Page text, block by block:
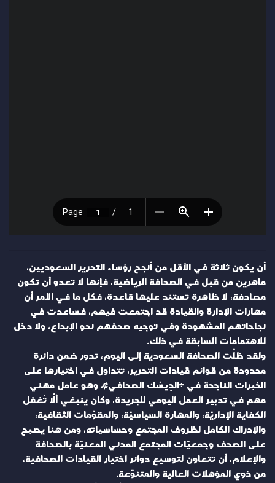
أن يكون ثلاثة في الأقل من أنجح رؤساء التحرير السعوديين،
ماهرين من قبل في الصحافة الرياضية، فإنها لا تعدو أن تكون
مصادفة، لا ظاهرة تستند عليها قاعدة، فكل ما في الأمر أن
مهارات الإدارة والقيادة قد اجتمعت فيهم، فساعدت في
نجاحاتهم المشهودة وفي توجيه صحفهم نحو الإبداع، ولا دخل
للاهتمامات السابقة في ذلك.
ولقد ظلّت الصحافة السعودية إلى اليوم، تدور ضمن دائرة
محدودة من قوائم قيادات التحرير، تتداول في اختيارها على
الخبرات الناجحة في «الدِيسْك الصحافي»، وهو عامل مهني
مهم في تدبير العمل اليومي للجريدة، وكان ينبغي ألّا تُغفل
الكفاية الإداريّة، والمهارة السياسيّة، والمقوّمات الثقافية،
والإدراك الكامل لظروف المجتمع وحساسياته، ومن هنا يصبح
على الصحف وجمعيّات المجتمع المدني المعنيّة بالصحافة
والإعلام، أن تتعاون لتوسيع دوائر اختيار القيادات الصحافية،
من ذوي المؤهلات العالية والمتنوّعة.